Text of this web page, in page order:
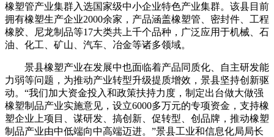
橡塑管产业集群入选国家级中小企业特色产业集群。该县目前
拥有橡塑生产企业2000余家，产品涵盖橡塑管、密封件、工程
橡胶、尼龙制品等17大类共上千个品种，广泛应用于机械、石
油、化工、矿山、汽车、冶金等诸多领域。
景县橡塑产业在发展中也面临着产品同质化、自主研发能
力弱等问题，为推动产业转型升级提质增效，景县坚持创新驱
动。“我们加大资金投入和政策扶持力度，制定出台做大做强
橡塑制品产业实施意见，设立6000多万元的专项资金，支持橡
塑企业上项目、谋研发、搞创新、促转型、创品牌，推动橡塑
制品产业由中低端向中高端迈进。”景县工业和信息化局局长